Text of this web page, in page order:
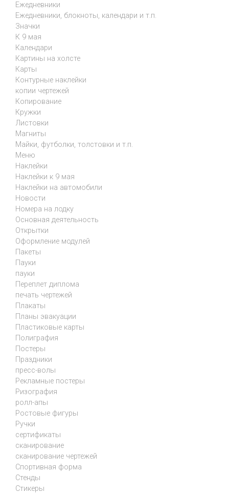
Ежедневники
Ежедневники, блокноты, календари и т.п.
Значки
К 9 мая
Календари
Картины на холсте
Карты
Контурные наклейки
копии чертежей
Копирование
Кружки
Листовки
Магниты
Майки, футболки, толстовки и т.п.
Меню
Наклейки
Наклейки к 9 мая
Наклейки на автомобили
Новости
Номера на лодку
Основная деятельность
Открытки
Оформление модулей
Пакеты
Пауки
пауки
Переплет диплома
печать чертежей
Плакаты
Планы эвакуации
Пластиковые карты
Полиграфия
Постеры
Праздники
пресс-волы
Рекламные постеры
Ризография
ролл-апы
Ростовые фигуры
Ручки
сертификаты
сканирование
сканирование чертежей
Спортивная форма
Стенды
Стикеры